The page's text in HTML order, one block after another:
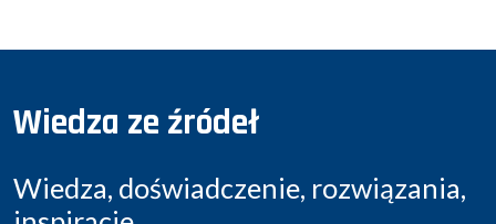
Wiedza ze źródeł
Wiedza, doświadczenie, rozwiązania,